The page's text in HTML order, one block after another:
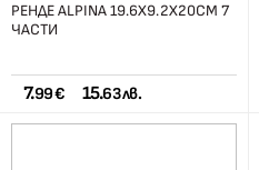
РЕНДЕ ALPINA 19.6X9.2X20СМ 7
ЧАСТИ
7.99 € 15.63 лв.